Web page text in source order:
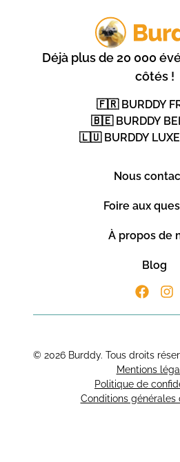
Déjà plus de 20 000
côtés !
🇫🇷 BURDDY
🇧🇪 BURDDY
🇱🇺 BURDDY
Nous
Foire aux
À propos de
Blog
© 2026 Burddy. Tous droits
Mentions
Politique de
Conditions générales